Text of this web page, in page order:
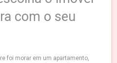
com o seu
foi morar em um apartamento,